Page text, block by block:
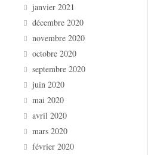
janvier 2021
décembre 2020
novembre 2020
octobre 2020
septembre 2020
juin 2020
mai 2020
avril 2020
mars 2020
février 2020